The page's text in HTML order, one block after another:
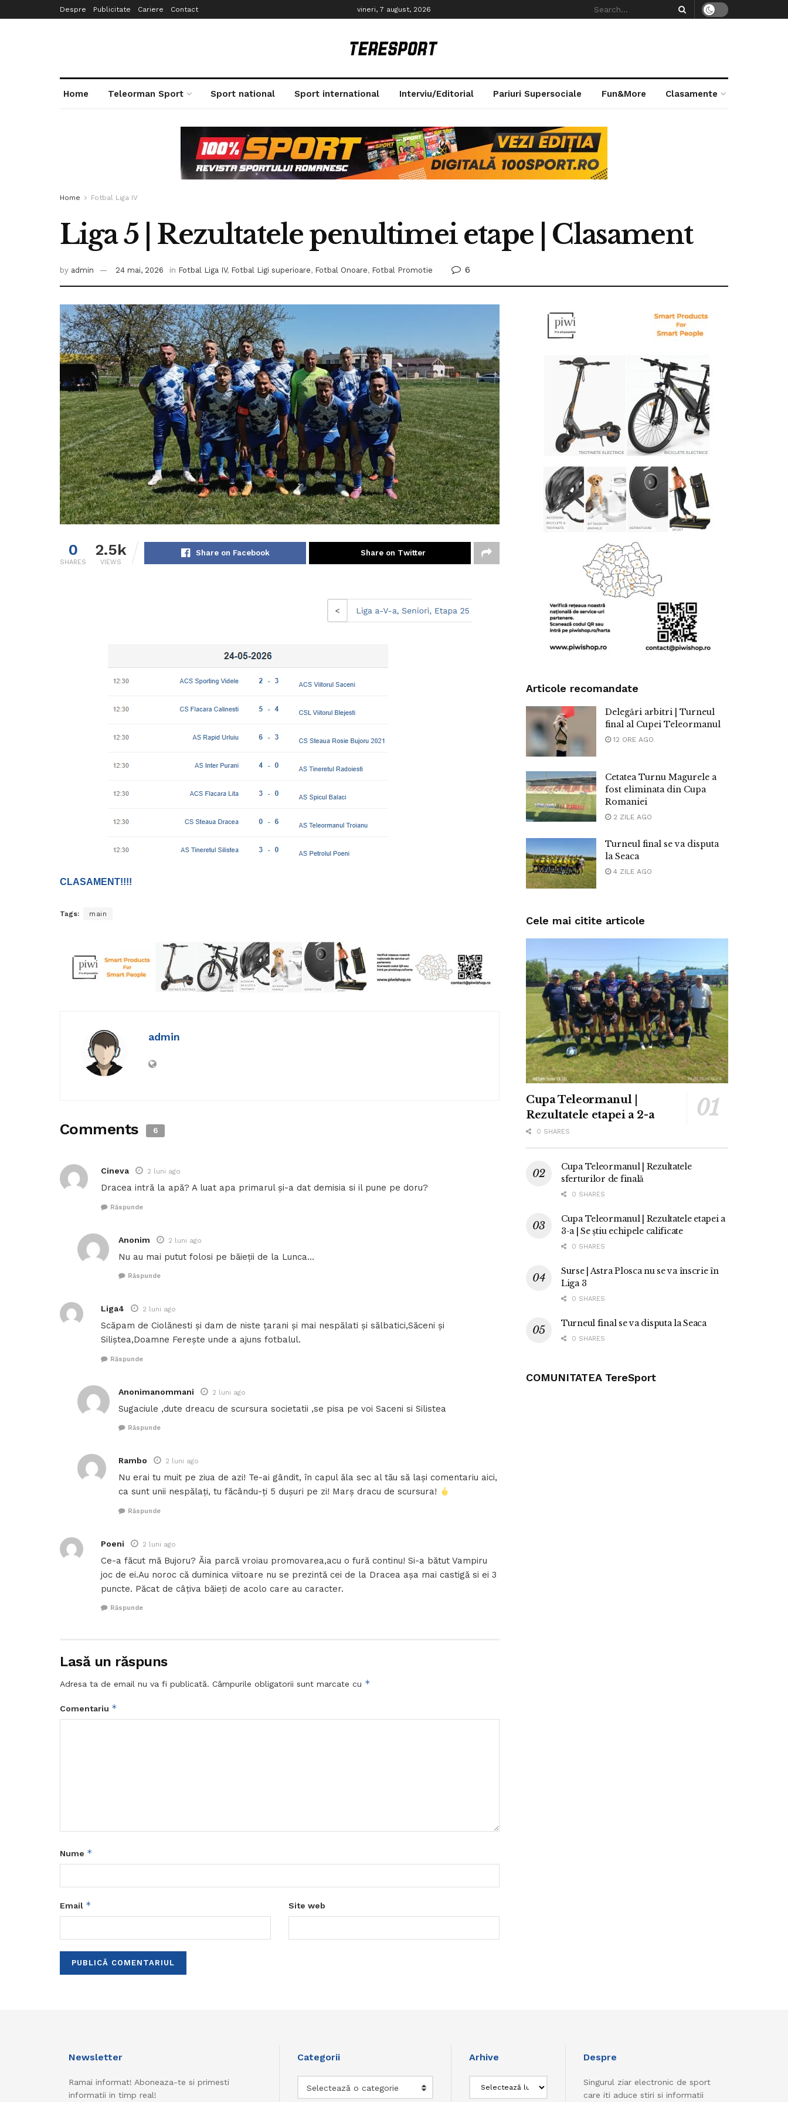
Despre Publicitate Cariere Contact vineri, 7 august, 2026
Home Teleorman Sport Sport national Sport international Interviu/Editorial Pariuri Supersociale Fun&More Clasamente
Home Fotbal Liga IV
Liga 5 | Rezultatele penultimei etape | Clasament
by admin 24 mai, 2026 in Fotbal Liga IV, Fotbal Ligi superioare, Fotbal Onoare, Fotbal Promotie 6
0
SHARES
2.5k
VIEWS
Share on Facebook Share on Twitter
CLASAMENT!!!!
Tags: main
admin
Comments 6
Cineva 2 luni ago
Dracea intră la apă? A luat apa primarul și-a dat demisia si il pune pe doru?
Răspunde
Anonim 2 luni ago
Nu au mai putut folosi pe băieții de la Lunca…
Răspunde
Liga4 2 luni ago
Scăpam de Ciolănesti și dam de niste țarani și mai nespălati și sălbatici,Săceni și
Siliștea,Doamne Ferește unde a ajuns fotbalul.
Răspunde
Anonimanommani 2 luni ago
Sugaciule ,dute dreacu de scursura societatii ,se pisa pe voi Saceni si Silistea
Răspunde
Rambo 2 luni ago
Nu erai tu muit pe ziua de azi! Te-ai gândit, în capul ăla sec al tău să lași comentariu aici,
ca sunt unii nespălați, tu făcându-ți 5 dușuri pe zi! Marș dracu de scursura!
Răspunde
Poeni 2 luni ago
Ce-a făcut mă Bujoru? Ăia parcă vroiau promovarea,acu o fură continu! Si-a bătut Vampiru
joc de ei.Au noroc că duminica viitoare nu se prezintă cei de la Dracea așa mai castigă si ei 3
puncte. Păcat de câțiva băieți de acolo care au caracter.
Răspunde
Lasă un răspuns
Adresa ta de email nu va fi publicată. Câmpurile obligatorii sunt marcate cu *
Comentariu *
Nume *
Email * Site web
Articole recomandate
Delegări arbitri | Turneul
final al Cupei Teleormanul
12 ORE AGO
Cetatea Turnu Magurele a
fost eliminata din Cupa
Romaniei
2 ZILE AGO
Turneul final se va disputa
la Seaca
4 ZILE AGO
Cele mai citite articole
Cupa Teleormanul |
Rezultatele etapei a 2-a
0 SHARES
Cupa Teleormanul | Rezultatele
sferturilor de finală
0 SHARES
Cupa Teleormanul | Rezultatele etapei a
3-a | Se știu echipele calificate
0 SHARES
Surse | Astra Plosca nu se va înscrie în
Liga 3
0 SHARES
Turneul final se va disputa la Seaca
0 SHARES
COMUNITATEA TereSport
Newsletter
Ramai informat! Aboneaza-te si primesti
informatii in timp real!
Categorii
Selectează o categorie
Arhive Despre
Singurul ziar electronic de sport
care iti aduce stiri si informatii